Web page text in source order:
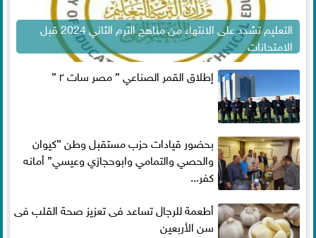
التعليم تشدد على الانتهاء من مناهج الترم الثاني 2024 قبل
الامتحانات
إطلاق القمر الصناعي ” مصر سات ٢ ”
بحضور قيادات حزب مستقبل وطن ”كيوان
والحصي والتمامي وابوحجازي وعيسي” أمانه
كفر...
أطعمة للرجال تساعد فى تعزيز صحة القلب فى
سن الأربعين